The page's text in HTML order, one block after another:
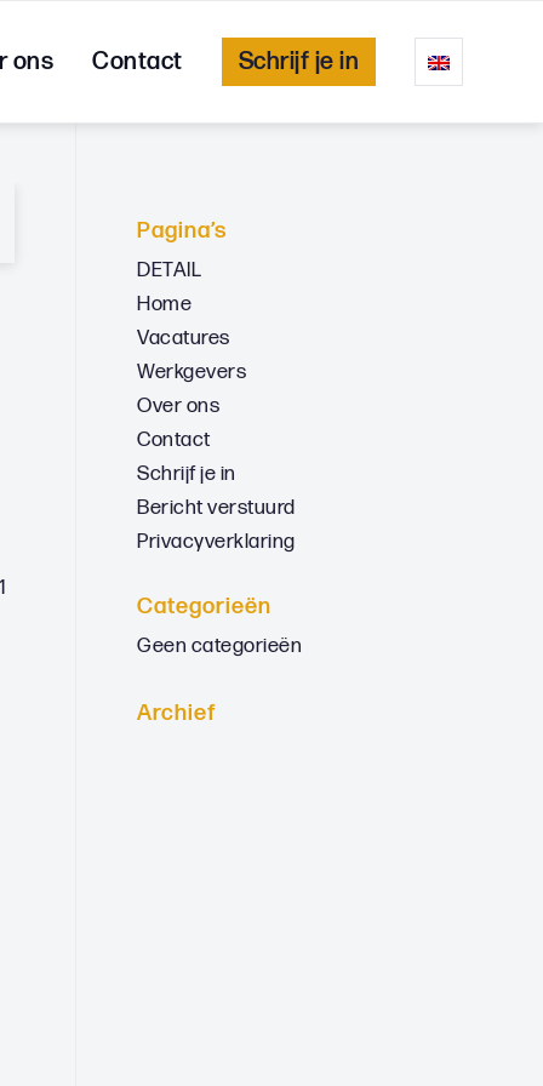
ons Contact Schrijf je in
Pagina’s
DETAIL
Home
Vacatures
Werkgevers
Over ons
Contact
Schrijf je in
Bericht verstuurd
Privacyverklaring
Categorieën
Geen categorieën
Archief